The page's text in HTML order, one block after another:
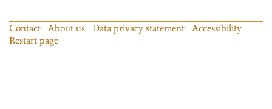
Contact About us Data privacy statement
Accessibility
Restart page